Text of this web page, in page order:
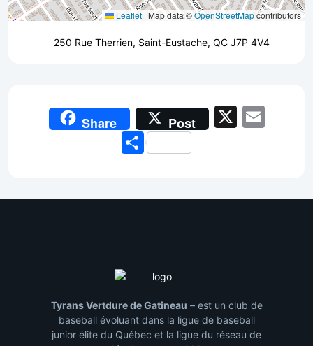
Leaflet | Map data ©OpenStreetMapcontributors
250 Rue Therrien, Saint-Eustache, QC J7P 4V4
Share Post X
Share
Tyrans Vertdure de Gatineau – est un club de
baseball évoluant dans la ligue de baseball
junior élite du Québec et la ligue du réseau de